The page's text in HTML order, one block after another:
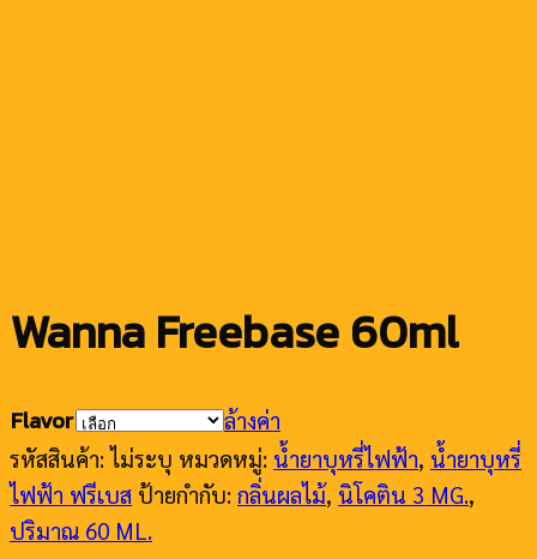
Wanna Freebase 60ml
Flavor
ล้างค่า
รหัสสินค้า:ไม่ระบุ หมวดหมู่: น้ำยาบุหรี่ไฟฟ้า, น้ำยาบุหรี่
ไฟฟ้า ฟรีเบส ป้ายกำกับ: กลิ่นผลไม้, นิโคติน 3 MG.,
ปริมาณ 60 ML.